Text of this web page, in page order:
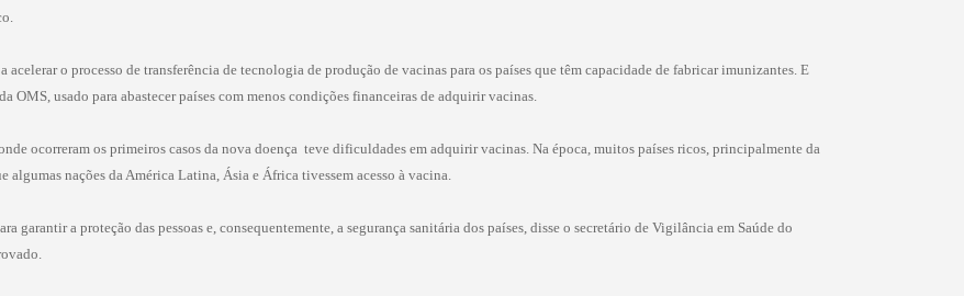
acelerar o processo de transferência de tecnologia de produção de vacinas para os países que têm capacidade de fabricar imunizantes. E
OMS, usado para abastecer países com menos condições financeiras de adquirir vacinas.
ocorreram os primeiros casos da nova doença  teve dificuldades em adquirir vacinas. Na época, muitos países ricos, principalmente da
nações da América Latina, Ásia e África tivessem acesso à vacina.
garantir a proteção das pessoas e, consequentemente, a segurança sanitária dos países, disse o secretário de Vigilância em Saúde do